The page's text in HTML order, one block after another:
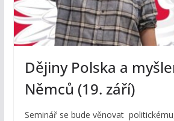
Dějiny Polska a
Němců (19. září)
Seminář se bude věnovat